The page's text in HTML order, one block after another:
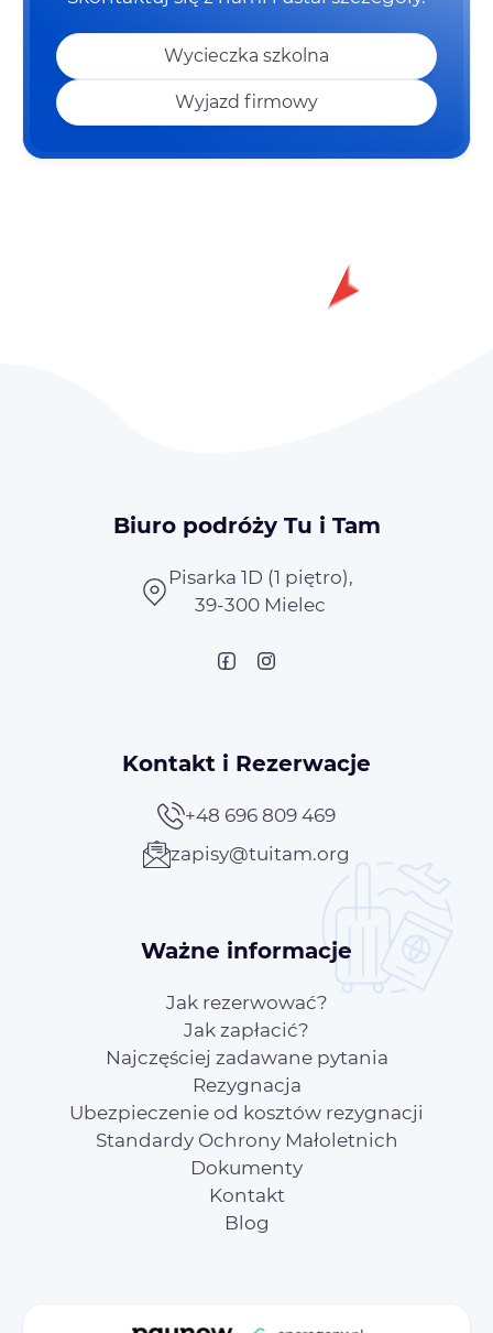
Wycieczka szkolna
Wyjazd firmowy
Biuro podróży Tu i Tam
Pisarka 1D (1 piętro),
39-300 Mielec
Kontakt i Rezerwacje
+48 696 809 469
zapisy@tuitam.org
Ważne informacje
Jak rezerwować?
Jak zapłacić?
Najczęściej zadawane pytania
Rezygnacja
Ubezpieczenie od kosztów rezygnacji
Standardy Ochrony Małoletnich
Dokumenty
Kontakt
Blog